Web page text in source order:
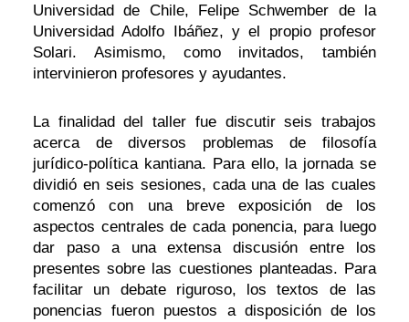
Universidad de Chile, Felipe Schwember de la
Universidad Adolfo Ibáñez, y el propio profesor
Solari. Asimismo, como invitados, también
intervinieron profesores y ayudantes.
La finalidad del taller fue discutir seis trabajos
acerca de diversos problemas de filosofía
jurídico-política kantiana. Para ello, la jornada se
dividió en seis sesiones, cada una de las cuales
comenzó con una breve exposición de los
aspectos centrales de cada ponencia, para luego
dar paso a una extensa discusión entre los
presentes sobre las cuestiones planteadas. Para
facilitar un debate riguroso, los textos de las
ponencias fueron puestos a disposición de los